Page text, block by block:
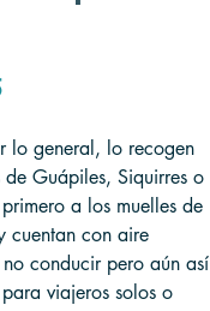
lo general, lo recogen
Guápiles, Siquirres o
a los muelles de
cuentan con aire
conducir pero aún así
viajeros solos o